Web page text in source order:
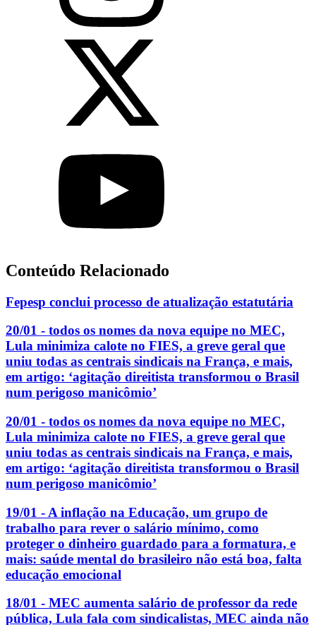
Conteúdo Relacionado
Fepesp conclui processo de atualização estatutária
20/01 - todos os nomes da nova equipe no MEC,
Lula minimiza calote no FIES, a greve geral que
uniu todas as centrais sindicais na França, e mais,
em artigo: ‘agitação direitista transformou o Brasil
num perigoso manicômio’
20/01 - todos os nomes da nova equipe no MEC,
Lula minimiza calote no FIES, a greve geral que
uniu todas as centrais sindicais na França, e mais,
em artigo: ‘agitação direitista transformou o Brasil
num perigoso manicômio’
19/01 - A inflação na Educação, um grupo de
trabalho para rever o salário mínimo, como
proteger o dinheiro guardado para a formatura, e
mais: saúde mental do brasileiro não está boa, falta
educação emocional
18/01 - MEC aumenta salário de professor da rede
pública, Lula fala com sindicalistas, MEC ainda não